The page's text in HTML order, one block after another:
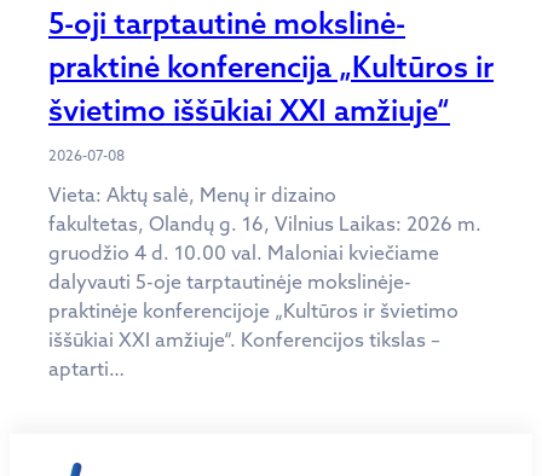
5-oji tarptautinė mokslinė-
praktinė konferencija „Kultūros ir
švietimo iššūkiai XXI amžiuje“
2026-07-08
Vieta: Aktų salė, Menų ir dizaino
fakultetas, Olandų g. 16, Vilnius Laikas: 2026 m.
gruodžio 4 d. 10.00 val. Maloniai kviečiame
dalyvauti 5-oje tarptautinėje mokslinėje-
praktinėje konferencijoje „Kultūros ir švietimo
iššūkiai XXI amžiuje“. Konferencijos tikslas –
aptarti…